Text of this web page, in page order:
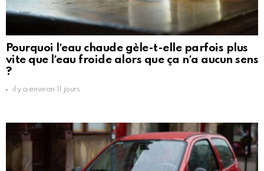
Pourquoi lʼeau chaude gèle-t-elle parfois plus
vite que lʼeau froide alors que ça nʼa aucun sens
?
il y a environ 11 jours